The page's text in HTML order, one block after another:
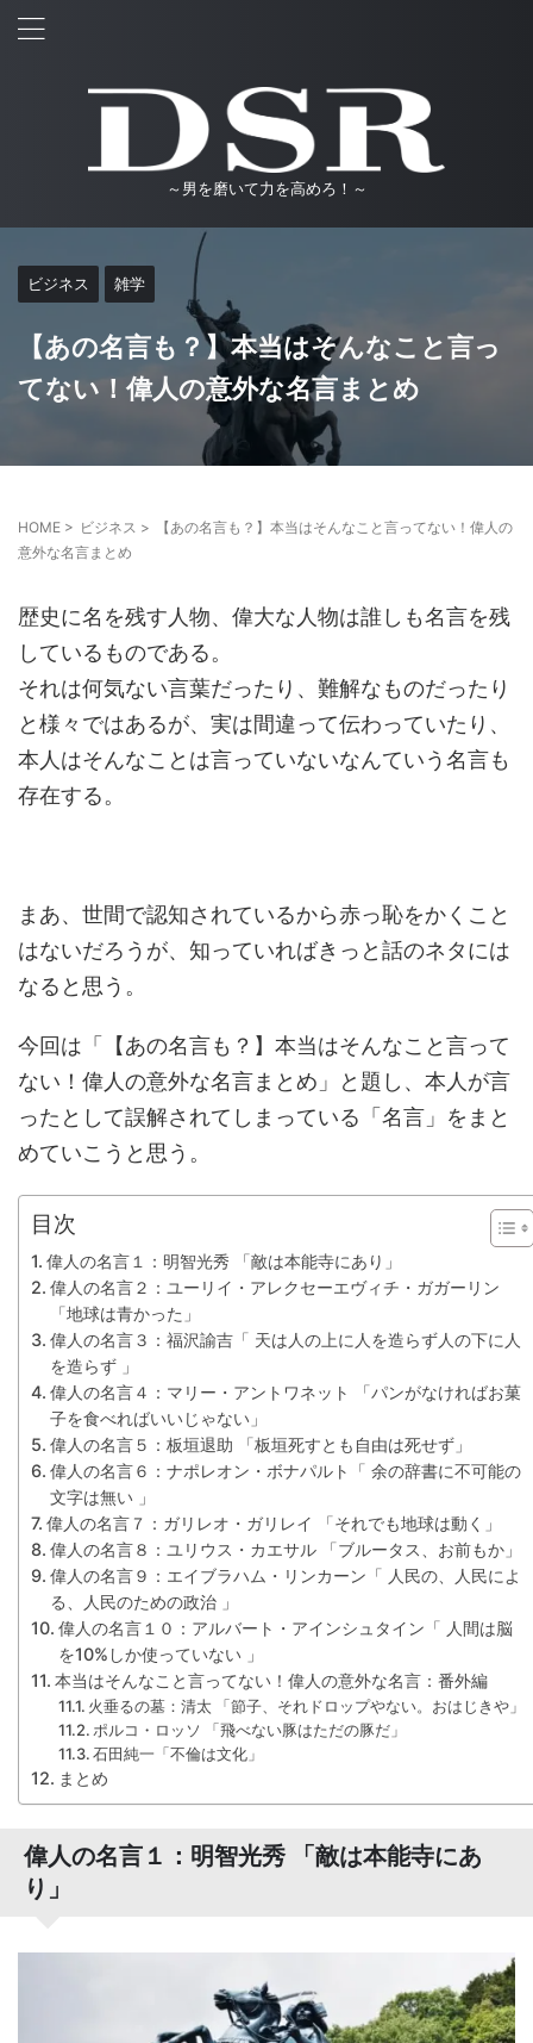
～男を磨いて力を高めろ！～
ビジネス 雑学
【あの名言も？】本当はそんなこと言っ
てない！偉人の意外な名言まとめ
HOME > ビジネス >
【あの名言も？】本当はそんなこと言ってない！偉人の
意外な名言まとめ
歴史に名を残す人物、偉大な人物は誰しも名言を残
しているものである。
それは何気ない言葉だったり、難解なものだったり
と様々ではあるが、実は間違って伝わっていたり、
本人はそんなことは言っていないなんていう名言も
存在する。
まあ、世間で認知されているから赤っ恥をかくこと
はないだろうが、知っていればきっと話のネタには
なると思う。
今回は「【あの名言も？】本当はそんなこと言って
ない！偉人の意外な名言まとめ」と題し、本人が言
ったとして誤解されてしまっている「名言」をまと
めていこうと思う。
目次
偉人の名言１：明智光秀 「敵は本能寺にあり」
偉人の名言２：ユーリイ・アレクセーエヴィチ・ガガーリン
「地球は青かった」
偉人の名言３：福沢諭吉「 天は人の上に人を造らず人の下に人
を造らず 」
偉人の名言４：マリー・アントワネット 「パンがなければお菓
子を食べればいいじゃない」
偉人の名言５：板垣退助 「板垣死すとも自由は死せず」
偉人の名言６：ナポレオン・ボナパルト「 余の辞書に不可能の
文字は無い 」
偉人の名言７：ガリレオ・ガリレイ 「それでも地球は動く」
偉人の名言８：ユリウス・カエサル 「ブルータス、お前もか」
偉人の名言９：エイブラハム・リンカーン「 人民の、人民によ
る、人民のための政治 」
偉人の名言１０：アルバート・アインシュタイン「 人間は脳
を10%しか使っていない 」
本当はそんなこと言ってない！偉人の意外な名言：番外編
火垂るの墓：清太 「節子、それドロップやない。おはじきや」
ポルコ・ロッソ 「飛べない豚はただの豚だ」
石田純一「不倫は文化」
まとめ
偉人の名言１：明智光秀 「敵は本能寺にあ
り」